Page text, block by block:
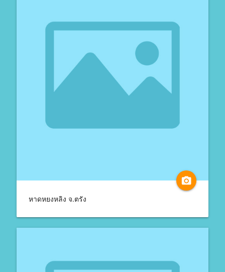
camera_alt
หาดหยงหลิง จ.ตรัง